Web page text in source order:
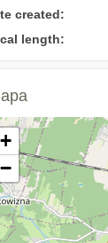
created:
length:
+
−